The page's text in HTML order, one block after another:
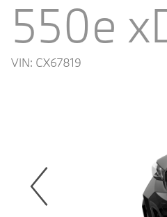
550e
VIN: CX67819